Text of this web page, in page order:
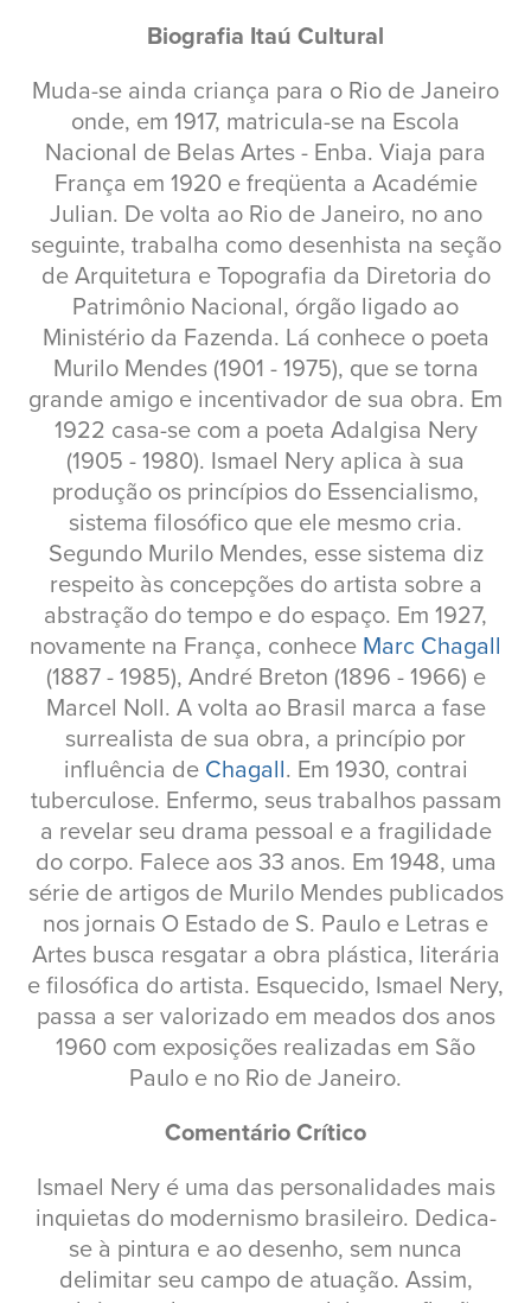
Biografia Itaú Cultural
Muda-se ainda criança para o Rio de Janeiro
onde, em 1917, matricula-se na Escola
Nacional de Belas Artes - Enba. Viaja para
França em 1920 e freqüenta a Académie
Julian. De volta ao Rio de Janeiro, no ano
seguinte, trabalha como desenhista na seção
de Arquitetura e Topografia da Diretoria do
Patrimônio Nacional, órgão ligado ao
Ministério da Fazenda. Lá conhece o poeta
Murilo Mendes (1901 - 1975), que se torna
grande amigo e incentivador de sua obra. Em
1922 casa-se com a poeta Adalgisa Nery
(1905 - 1980). Ismael Nery aplica à sua
produção os princípios do Essencialismo,
sistema filosófico que ele mesmo cria.
Segundo Murilo Mendes, esse sistema diz
respeito às concepções do artista sobre a
abstração do tempo e do espaço. Em 1927,
novamente na França, conhece Marc Chagall
(1887 - 1985), André Breton (1896 - 1966) e
Marcel Noll. A volta ao Brasil marca a fase
surrealista de sua obra, a princípio por
influência de Chagall. Em 1930, contrai
tuberculose. Enfermo, seus trabalhos passam
a revelar seu drama pessoal e a fragilidade
do corpo. Falece aos 33 anos. Em 1948, uma
série de artigos de Murilo Mendes publicados
nos jornais O Estado de S. Paulo e Letras e
Artes busca resgatar a obra plástica, literária
e filosófica do artista. Esquecido, Ismael Nery,
passa a ser valorizado em meados dos anos
1960 com exposições realizadas em São
Paulo e no Rio de Janeiro.
Comentário Crítico
Ismael Nery é uma das personalidades mais
inquietas do modernismo brasileiro. Dedica-
se à pintura e ao desenho, sem nunca
delimitar seu campo de atuação. Assim,